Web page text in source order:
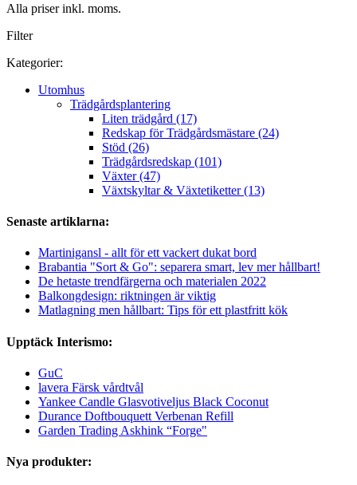
Alla priser inkl. moms.
Filter
Kategorier:
Utomhus
Trädgårdsplantering
Liten trädgård (17)
Redskap för Trädgårdsmästare (24)
Stöd (26)
Trädgårdsredskap (101)
Växter (47)
Växtskyltar & Växtetiketter (13)
Senaste artiklarna:
Martinigansl - allt för ett vackert dukat bord
Brabantia "Sort & Go": separera smart, lev mer hållbart!
De hetaste trendfärgerna och materialen 2022
Balkongdesign: riktningen är viktig
Matlagning men hållbart: Tips för ett plastfritt kök
Upptäck Interismo:
GuC
lavera Färsk vårdtvål
Yankee Candle Glasvotiveljus Black Coconut
Durance Doftbouquett Verbenan Refill
Garden Trading Askhink “Forge"
Nya produkter: